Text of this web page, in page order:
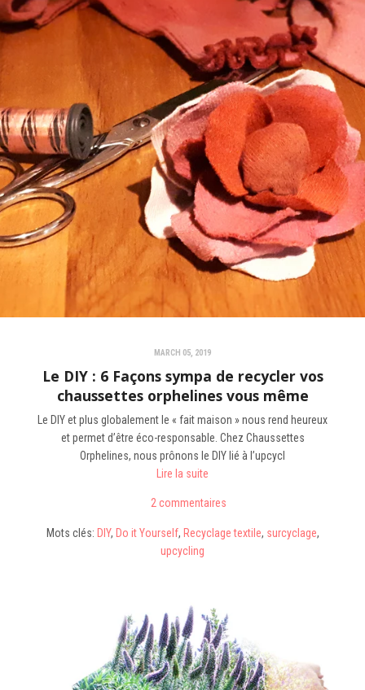
MARCH 05, 2019
Le DIY : 6 Façons sympa de recycler vos
chaussettes orphelines vous même
Le DIY et plus globalement le « fait maison » nous rend heureux
et permet d’être éco-responsable. Chez Chaussettes
Orphelines, nous prônons le DIY lié à l’upcycl
Lire la suite
2 commentaires
Mots clés: DIY, Do it Yourself, Recyclage textile, surcyclage,
upcycling